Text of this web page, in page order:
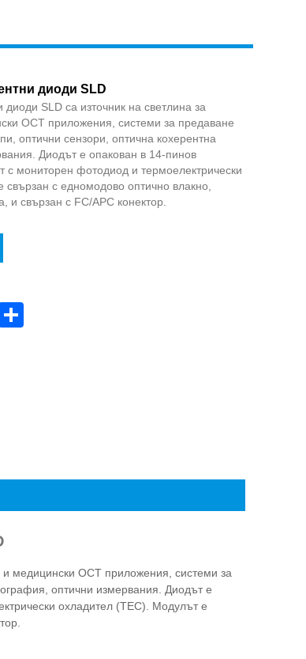
диоди SLD
SLD са източник на светлина за
OCT приложения, системи за предаване
оптични сензори, оптична кохерентна
Диодът е опакован в 14-пинов
с мониторен фотодиод и термоелектрически
с едномодово оптично влакно,
свързан с FC/APC конектор.
Share
медицински OCT приложения, системи за
оптични измервания. Диодът е
охладител (TEC). Модулът е